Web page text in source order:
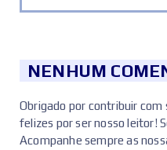
NENHUM
Obrigado por contribuir
felizes por ser nosso leitor!
Acompanhe sempre as